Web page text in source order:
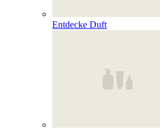
Entdecke Duft